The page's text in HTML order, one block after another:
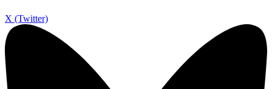
X (Twitter)